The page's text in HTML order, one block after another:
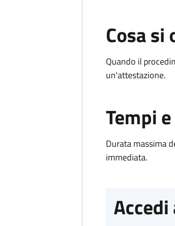
Cosa
Quando il
un'attestazione.
Tempi
Durata massima
immediata.